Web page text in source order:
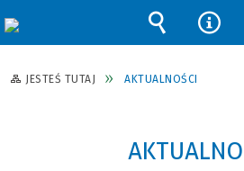
JESTEŚ TUTAJ AKTUALNOŚCI